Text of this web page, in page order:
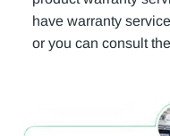
have warranty
or you can consult